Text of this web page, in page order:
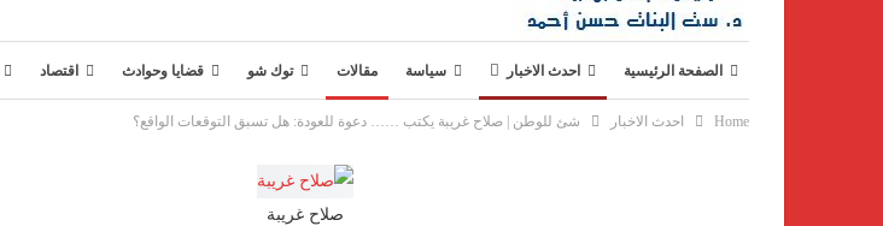
الصفحة الرئيسية احدث الاخبار سياسة مقالات توك شو قضايا وحوادث اقتصاد
Home احدث الاخبار شئ للوطن | صلاح غريبة يكتب …… دعوة للعودة: هل تسبق التوقعات الواقع؟
صلاح غريبة